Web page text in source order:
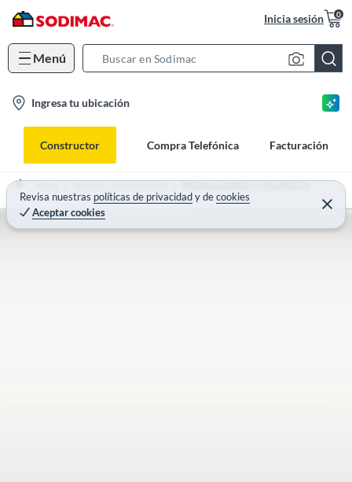
Inicia sesión 0
Menú
c
B
a
n
Ingresa tu ubicación
Constructor Compra Telefónica Facturación
Revisa nuestras políticas de privacidadydecookies
Aceptar cookies
Home HOGAR - DECORACION INSTALACIONES Y VTA DIRECTA